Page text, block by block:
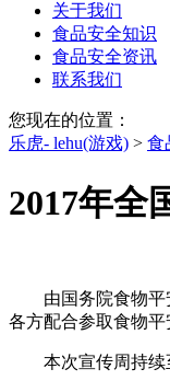
关于我们
食品安全知识
食品安全资讯
联系我们
您现在的位置：
乐虎- lehu(游戏) > 食
2017年全
由国务院食物平安
各方配合参取食物平
本次宣传周持续至